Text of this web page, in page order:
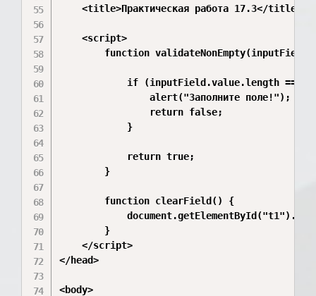
    <title>Практическая работа 17.3</title>
    <script>
function validateNonEmpty(inputField)
if (inputField.value.length == 0)
                alert("Заполните поле!");
                return false;
            }
            return true;
        }
        function clearField() {
        }
    </script>
</head>
<body>